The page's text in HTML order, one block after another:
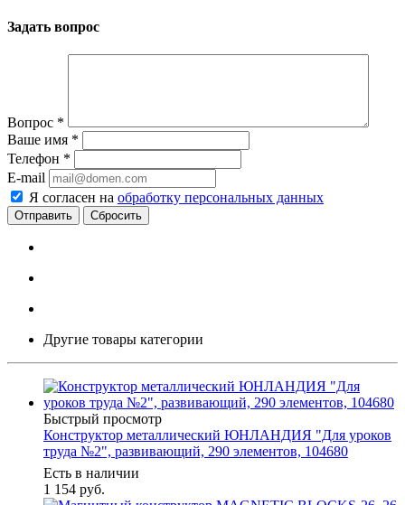
Задать вопрос
Вопрос *
Ваше имя *
Телефон *
E-mail
Я согласен на обработку персональных данных
Сбросить
Другие товары категории
Быстрый просмотр
Конструктор металлический ЮНЛАНДИЯ "Для уроков
труда №2", развивающий, 290 элементов, 104680
Есть в наличии
1 154 руб.